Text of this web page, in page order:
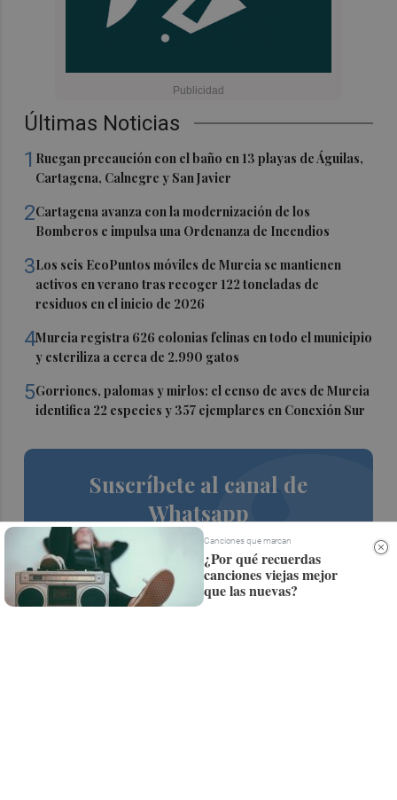
Últimas Noticias
1 Ruegan precaución con el baño en 13 playas de Águilas,
Cartagena, Calnegre y San Javier
2Cartagena avanza con la modernización de los
Bomberos e impulsa una Ordenanza de Incendios
3Los seis EcoPuntos móviles de Murcia se mantienen
activos en verano tras recoger 122 toneladas de
residuos en el inicio de 2026
4Murcia registra 626 colonias felinas en todo el municipio
y esteriliza a cerca de 2.990 gatos
5Gorriones, palomas y mirlos: el censo de aves de Murcia
identifica 22 especies y 357 ejemplares en Conexión Sur
Suscríbete al canal de
Whatsapp
Siempre al día de las últimas noticias
¡Quiero suscribirme!
Canciones que marcan
¿Por qué recuerdas
canciones viejas mejor
que las nuevas?